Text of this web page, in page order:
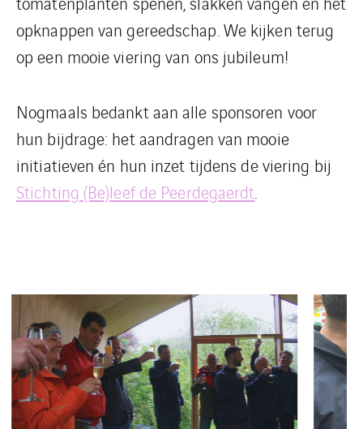
opknappen van gereedschap. We kijken terug
op een mooie viering van ons jubileum!
Nogmaals bedankt aan alle sponsoren voor
hun bijdrage: het aandragen van mooie
initiatieven én hun inzet tijdens de viering bij
Stichting (Be)leef de Peerdegaerdt.